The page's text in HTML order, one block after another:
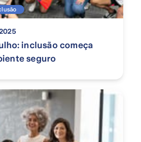
inclusão começa
seguro